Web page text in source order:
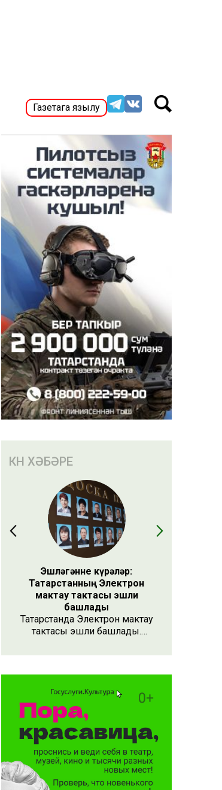
Газетага язылу
КӨН ХӘБӘРЕ
Эшләгәнне күрәләр:
Татарстанның Электрон
мактау тактасы эшли
башлады
Татарстанда Электрон мактау
тактасы эшли башлады.
күрсәтүнең заманча алымы
тупланган. Исемлекне ел
саен яңартып торачаклар.
Лаеклыларга исә махсус
таныклык та бирәчәкләр.